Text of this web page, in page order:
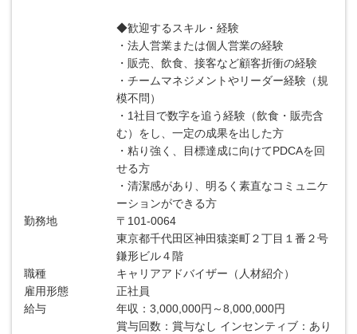
◆歓迎するスキル・経験
・法人営業または個人営業の経験
・販売、飲食、接客など顧客折衝の経験
・チームマネジメントやリーダー経験（規
模不問）
・1社目で数字を追う経験（飲食・販売含
む）をし、一定の成果を出した方
・粘り強く、目標達成に向けてPDCAを回
せる方
・清潔感があり、明るく素直なコミュニケ
ーションができる方
勤務地
〒101-0064
東京都千代田区神田猿楽町２丁目１番２号
鎌形ビル４階
職種
キャリアアドバイザー（人材紹介）
雇用形態
正社員
給与
年収：3,000,000円～8,000,000円
賞与回数：賞与なし インセンティブ：あり